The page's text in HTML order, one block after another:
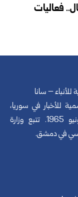
فعاليات
للأنباء – سانا
للأخبار في سوريا،
تأسست في 24 يونيو 1965. تتبع وزارة
في دمشق.